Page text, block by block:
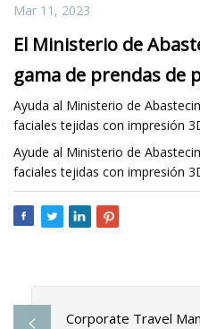
Mar 11, 2023
El Ministerio de
gama de prendas de
Ayuda al Ministerio de
faciales tejidas con impresión
Ayude al Ministerio de
faciales tejidas con impresión
Corporate Travel